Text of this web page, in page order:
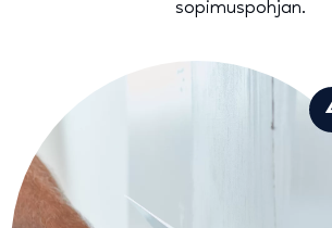
sopimuspohjan.